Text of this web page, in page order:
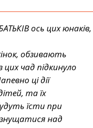
ось цих
обзивають
чад підкинуло
ці дії
та їх
їсти при
над